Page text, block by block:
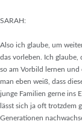
SARAH:
Also ich glaube, um
das vorleben. Ich glaube,
so am Vorbild lernen und
man eben weiß, dass
junge Familien gerne ins
lässt sich ja oft trotzdem
Generationen